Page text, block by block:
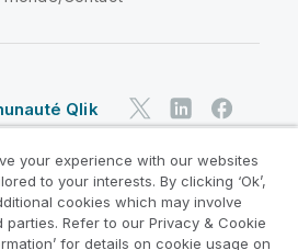
Qlik
des produits
légales
your experience with our websites
to your interests. By clicking ‘Ok’,
cookies which may involve
Refer to our Privacy & Cookie
for details on cookie usage on